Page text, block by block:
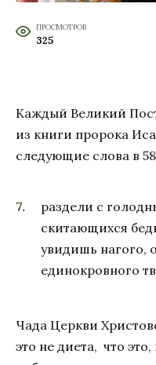
ПРОСМОТРОВ
325
Каждый Великий
из книги пророка
следующие слова в
раздели с
скитающихся
увидишь нагого,
единокровного
Чада Церкви
это не диета, что